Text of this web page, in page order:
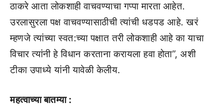
ठाकरे आता लोकशाही वाचवण्याचा गप्पा मारता आहेत.
उरलासुरला पक्ष वाचवण्यासाठीची त्यांची धडपड आहे. खरं
म्हणजे त्यांच्या स्वत:च्या पक्षात तरी लोकशाही आहे का याचा
विचार त्यांनी हे विधान करताना करायला हवा होता”, अशी
टीका उपाध्ये यांनी यावेळी केलीय.
महत्वाच्या बातम्या :